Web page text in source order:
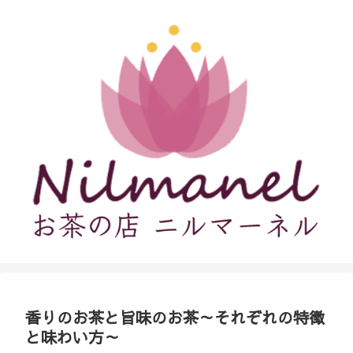
香りのお茶と旨味のお茶～それぞれの特徴
と味わい方～